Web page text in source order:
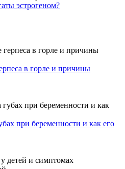
эстрогеном?
в горле и причины
при беременности и как его